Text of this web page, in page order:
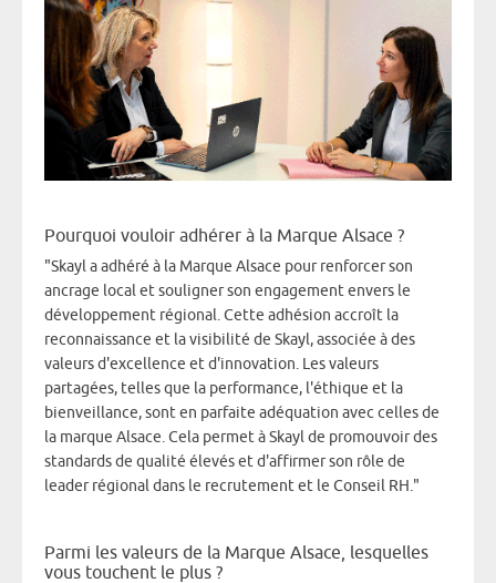
Pourquoi vouloir adhérer à la Marque Alsace ?
"Skayl a adhéré à la Marque Alsace pour renforcer son
ancrage local et souligner son engagement envers le
développement régional. Cette adhésion accroît la
reconnaissance et la visibilité de Skayl, associée à des
valeurs d'excellence et d'innovation. Les valeurs
partagées, telles que la performance, l'éthique et la
bienveillance, sont en parfaite adéquation avec celles de
la marque Alsace. Cela permet à Skayl de promouvoir des
standards de qualité élevés et d'affirmer son rôle de
leader régional dans le recrutement et le Conseil RH."
Parmi les valeurs de la Marque Alsace, lesquelles
vous touchent le plus ?